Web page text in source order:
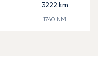
3222 km
1740 NM